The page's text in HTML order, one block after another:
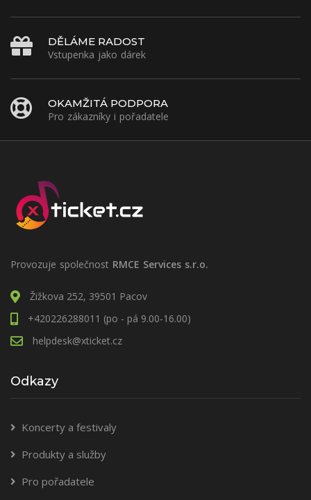
DĚLÁME RADOST
Vstupenka jako dárek
OKAMŽITÁ PODPORA
Pro zákazníky i pořadatele
Provozuje společnost RMCE Services s.r.o.
Žižkova 252, 39501 Pacov
+420226288011 (po - pá 9.00-16.00)
helpdesk@xticket.cz
Odkazy
Koncerty a festivaly
Produkty a služby
Pro pořadatele